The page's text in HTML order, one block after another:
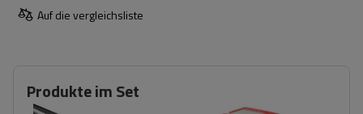
Auf die vergleichsliste
Produkte im Set